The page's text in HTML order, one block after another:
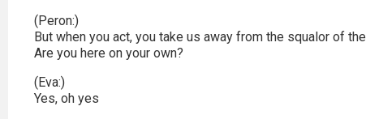
Południowa
Filmy
oparte
(Peron:)
But when you act, you take us away from the squalor of
Are you here on your own?
(Eva:)
Yes, oh yes